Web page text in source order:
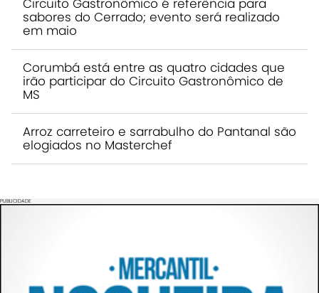
Circuito Gastronômico é referência para
sabores do Cerrado; evento será realizado
em maio
Corumbá está entre as quatro cidades que
irão participar do Circuito Gastronômico de
MS
Arroz carreteiro e sarrabulho do Pantanal são
elogiados no Masterchef
PUBLICIDADE